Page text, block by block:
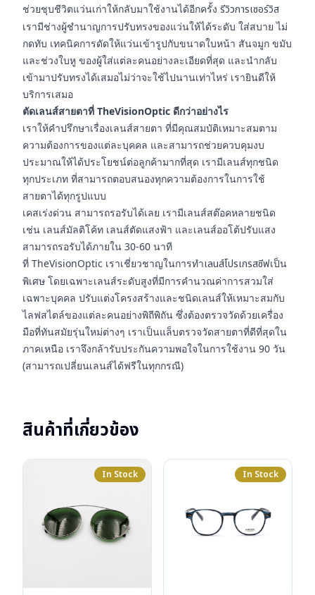
ช่วยชุบชีวิตแว่นเก่าให้กลับมาใช้งานได้อีกครั้ง รีวิวการเซอร์วิส
เรามีช่างผู้ชำนาญการปรับทรงของแว่นให้ได้ระดับ ใส่สบาย ไม่
กดทับ เทคนิคการดัดให้แว่นเข้ารูปกับขนาดใบหน้า สันจมูก ขมับ
และช่วงใบหู ของผู้ใส่แต่ละคนอย่างละเอียดที่สุด และนำกลับ
เข้ามาปรับทรงได้เสมอไม่ว่าจะใช้ไปนานเท่าไหร่ เรายินดีให้
บริการเสมอ
ตัดเลนส์สายตาที่ TheVisionOptic ดีกว่าอย่างไร
เราให้คำปรึกษาเรื่องเลนส์สายตา ที่มีคุณสมบัติเหมาะสมตาม
ความต้องการของแต่ละบุคคล และสามารถช่วยควบคุมงบ
ประมาณให้ได้ประโยชน์ต่อลูกค้ามากที่สุด เรามีเลนส์ทุกชนิด
ทุกประเภท ที่สามารถตอบสนองทุกความต้องการในการใช้
สายตาได้ทุกรูปแบบ
เคสเร่งด่วน สามารถรอรับได้เลย เรามีเลนส์สต๊อคหลายชนิด
เช่น เลนส์มัลติโค้ท เลนส์ตัดแสงฟ้า และเลนส์ออโต้ปรับแสง
สามารถรอรับได้ภายใน 30-60 นาที
ที่ TheVisionOptic เราเชี่ยวชาญในการทำเลนส์โปรเกรสซีฟเป็น
พิเศษ โดยเฉพาะเลนส์ระดับสูงที่มีการคำนวณค่าการสวมใส่
เฉพาะบุคคล ปรับแต่งโครงสร้างและชนิดเลนส์ให้เหมาะสมกับ
ไลฟสไตล์ของแต่ละคนอย่างพิถีพิถัน ซึ่งต้องตรวจวัดด้วยเครื่อง
มือที่ทันสมัยรุ่นใหม่ต่างๆ เราเป็นแล็บตรวจวัดสายตาที่ดีที่สุดใน
ภาคเหนือ เราจึงกล้ารับประกันความพอใจในการใช้งาน 90 วัน
(สามารถเปลี่ยนเลนส์ได้ฟรีในทุกกรณี)
สินค้าที่เกี่ยวข้อง
In Stock In Stock